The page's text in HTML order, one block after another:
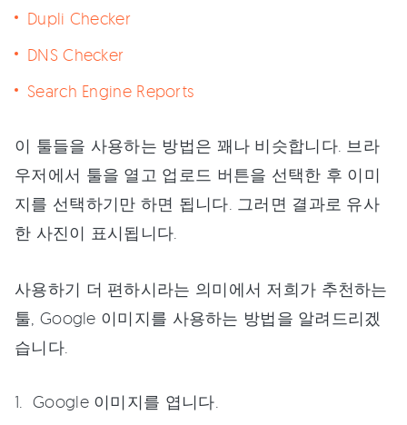
Dupli Checker
DNS Checker
Search Engine Reports
이 툴들을 사용하는 방법은 꽤나 비슷합니다. 브라
우저에서 툴을 열고 업로드 버튼을 선택한 후 이미
지를 선택하기만 하면 됩니다. 그러면 결과로 유사
한 사진이 표시됩니다.
사용하기 더 편하시라는 의미에서 저희가 추천하는
툴, Google 이미지를 사용하는 방법을 알려드리겠
습니다.
Google 이미지를 엽니다.